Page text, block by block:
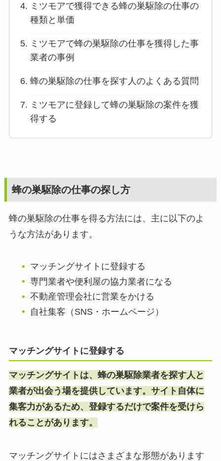
ミツモアで獲得できる蜂の巣駆除の仕事の
種類と単価
ミツモアで蜂の巣駆除の仕事を獲得した事
業者の事例
蜂の巣駆除の仕事を探す人のよくある質問
ミツモアに登録して蜂の巣駆除の案件を獲
得する
蜂の巣駆除の仕事の探し方
蜂の巣駆除の仕事を得る方法には、主に以下のよ
うな方法があります。
マッチングサイトに登録する
専門業者や便利屋の協力業者になる
不動産管理会社に営業をかける
自社集客（SNS・ホームページ）
マッチングサイトに登録する
マッチングサイトは、蜂の巣駆除業者を探す人と
業者が出会う場を提供しています。サイト自体に
集客力があるため、登録するだけで案件を受けら
れることがあります。
マッチングサイトにはさまざまな形態があります